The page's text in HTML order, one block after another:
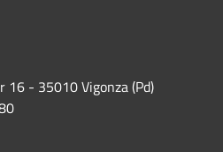
16 - 35010 Vigonza (Pd)